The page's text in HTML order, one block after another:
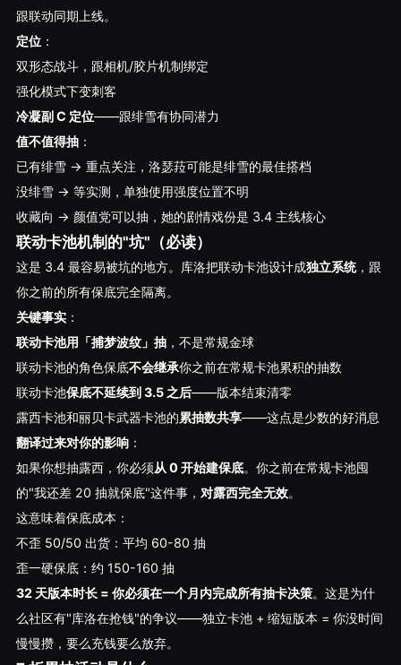
跟联动同期上线。
定位：
双形态战斗，跟相机/胶片机制绑定
强化模式下变刺客
冷凝副 C 定位——跟绯雪有协同潜力
值不值得抽：
已有绯雪 → 重点关注，洛瑟菈可能是绯雪的最佳搭档
没绯雪 → 等实测，单独使用强度位置不明
收藏向 → 颜值党可以抽，她的剧情戏份是 3.4 主线核心
联动卡池机制的"坑"（必读）
这是 3.4 最容易被坑的地方。库洛把联动卡池设计成独立系统，跟
你之前的所有保底完全隔离。
关键事实：
联动卡池用「捕梦波纹」抽，不是常规金球
联动卡池的角色保底不会继承你之前在常规卡池累积的抽数
联动卡池保底不延续到 3.5 之后——版本结束清零
露西卡池和丽贝卡武器卡池的累抽数共享——这点是少数的好消息
翻译过来对你的影响：
如果你想抽露西，你必须从 0 开始建保底。你之前在常规卡池囤
的"我还差 20 抽就保底"这件事， 对露西完全无效。
这意味着保底成本：
不歪 50/50 出货：平均 60-80 抽
歪一硬保底：约 150-160 抽
32 天版本时长 = 你必须在一个月内完成所有抽卡决策。这是为什
么社区有"库洛在抢钱"的争议——独立卡池 + 缩短版本 = 你没时间
慢慢攒，要么充钱要么放弃。